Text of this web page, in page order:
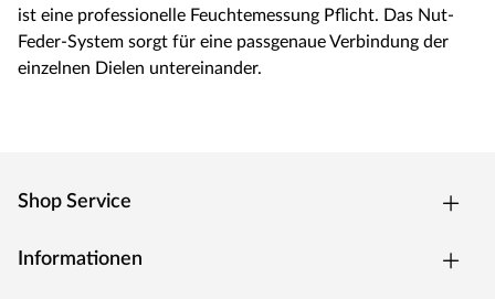
ist eine professionelle Feuchtemessung Pflicht. Das Nut-
Feder-System sorgt für eine passgenaue Verbindung der
einzelnen Dielen untereinander.
Shop Service
Informationen